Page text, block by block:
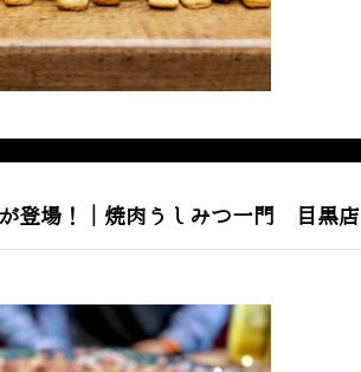
登場！｜焼肉うしみつ一門 目黒店